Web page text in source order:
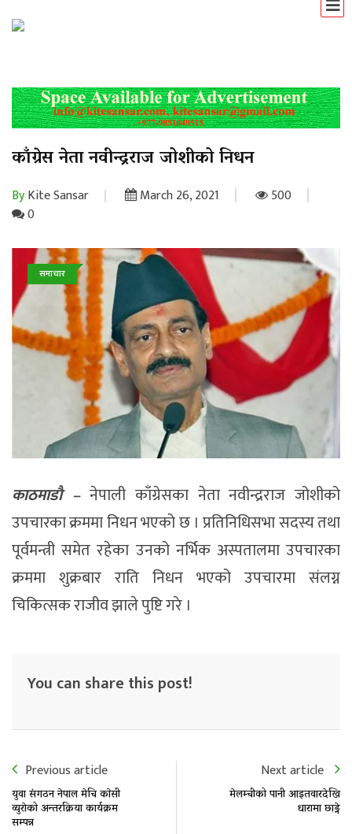
काँग्रेस नेता नवीन्द्रराज जोशीको निधन
ByKite Sansar March 26, 2021
500
0
समाचार
काठमाडाै –नेपाली काँग्रेसका नेता नवीन्द्रराज जोशीको
उपचारका क्रममा निधन भएको छ । प्रतिनिधिसभा सदस्य तथा
पूर्वमन्त्री समेत रहेका उनको नर्भिक अस्पतालमा उपचारका
क्रममा शुक्रबार राति निधन भएको उपचारमा संलग्न
चिकित्सक राजीव झाले पुष्टि गरे ।
You can share this post!
Previous article
युवा संगठन नेपाल मेचि काेसी
व्युराेको अन्तरक्रिया कार्यक्रम
सम्पन्न
Next article
मेलम्चीको पानी आइतवारदेखि
धारामा छाड्ने